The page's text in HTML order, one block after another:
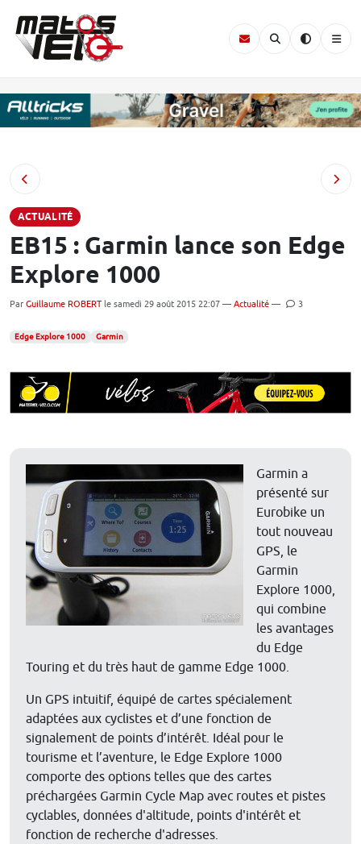
ACTUALITÉ
EB15 : Garmin lance son Edge
Explore 1000
Par Guillaume ROBERT le samedi 29 août 2015 22:07 — Actualité — 3
Edge Explore 1000 Garmin
Garmin a
présenté sur
Eurobike un
tout nouveau
GPS, le
Garmin
Explore 1000,
qui combine
les avantages
du Edge
Touring et du très haut de gamme Edge 1000.
Un GPS intuitif, équipé de cartes spécialement
adaptées aux cyclistes et d’une fonction de
signalement de points d’intérêt. Idéal pour le
tourisme et l’aventure, le Edge Explore 1000
comporte des options telles que des cartes
préchargées Garmin Cycle Map avec routes et pistes
cyclables, données d'altitude, points d'intérêt et
fonction de recherche d'adresses.